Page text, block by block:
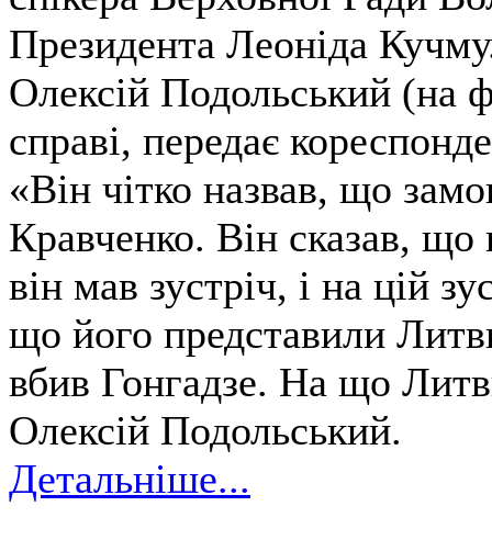
Президента Леоніда
Олексій Подольський (на
справі, передає
«Він чітко назвав, що
Кравченко. Він сказав, що
він мав зустріч, і на цій
що його представили
вбив Гонгадзе. На що
Олексій Подольський.
Детальніше...